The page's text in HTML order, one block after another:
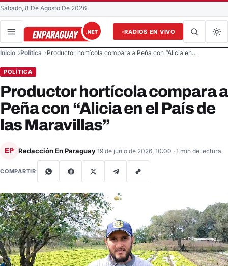
Sábado, 8 De Agosto De 2026
RADIOS EN VIVO
Buscar en el sitio
Inicio Política Productor hortícola compara a Peña con “Alicia en…
POLÍTICA
Productor hortícola compara a
Peña con “Alicia en el País de
las Maravillas”
EP Redacción En Paraguay 19 de junio de 2026, 10:00 · 1 min de lectura
COMPARTIR